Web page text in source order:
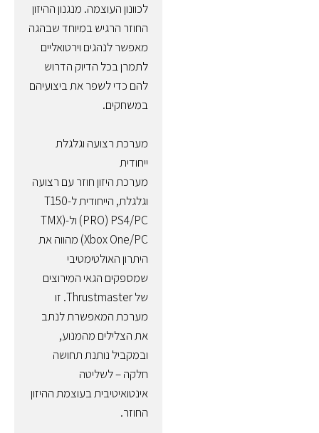
לכוונון העוצמה. מנגנון ההיזון
החוזר הרגיש במיוחד שבהגה
מאפשר לנהגים וירטואליים
לתמרן בכל הדיוק הדרוש
להם כדי לשפר את ביצועיהם
במשחקים.
מערכת רצועה וגלגלת
ייחודית
מערכת היזון חוזר עם רצועה
וגלגלת, הייחודית ל-T150
PRO) PS4/PC) ול-TMX)
Xbox One/PC) מהווה את
היתרון האולטימטיבי
שמספקים הגאי המירוצים
של Thrustmaster. זו
מערכת המאפשרת לנתב
את הצלילים מהמנוע,
ובמקביל נותנת תחושה
חלקה – לשליטה
אינטואיטיבית בעוצמת ההיזון
החוזר.